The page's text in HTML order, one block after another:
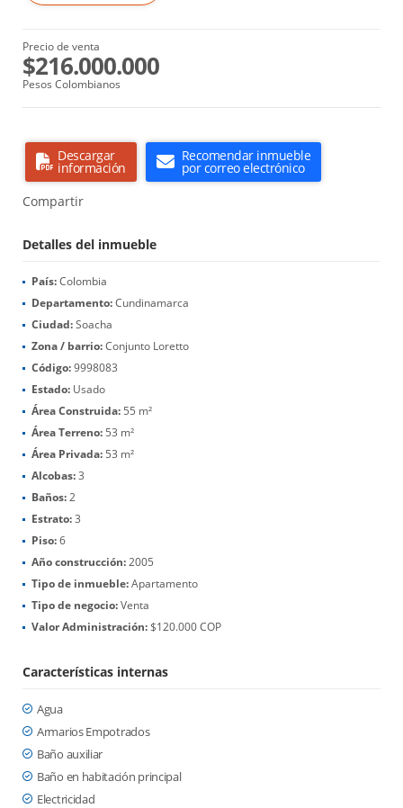
Precio de venta
$216.000.000
Pesos Colombianos
Descargar
información
Recomendar inmueble
por correo electrónico
Compartir
Detalles del inmueble
País:Colombia
Departamento:Cundinamarca
Ciudad:Soacha
Zona / barrio:Conjunto Loretto
Código:9998083
Estado: Usado
Área Construida: 55 m²
Área Terreno: 53 m²
Área Privada: 53 m²
Alcobas:3
Baños:2
Estrato:3
Piso:6
Año construcción:2005
Tipo de inmueble:Apartamento
Tipo de negocio:Venta
Valor Administración:$120.000 COP
Características internas
Agua
Armarios Empotrados
Baño auxiliar
Baño en habitación principal
Electricidad